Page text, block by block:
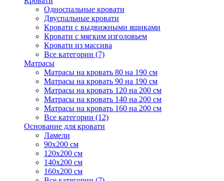
Односпальные кровати
Двуспальные кровати
Кровати с выдвижными ящиками
Кровати с мягким изголовьем
Кровати из массива
Все категории (7)
Матрасы
Матрасы на кровать 80 на 190 см
Матрасы на кровать 90 на 190 см
Матрасы на кровать 120 на 200 см
Матрасы на кровать 140 на 200 см
Матрасы на кровать 160 на 200 см
Все категории (12)
Основание для кровати
Ламели
90х200 см
120х200 см
140х200 см
160х200 см